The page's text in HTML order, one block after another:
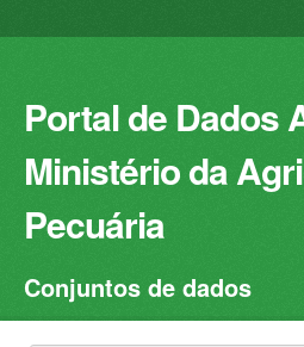
Portal de Dados
Ministério da
Pecuária
Conjuntos de dados
Organizações
Conjuntos de dados